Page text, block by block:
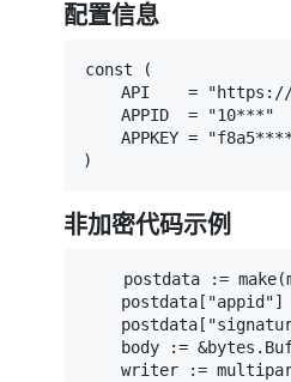
配置信息
const (
API    =
    APPID  = "10***"
APPKEY =
)
非加密代码示例
postdata :=
postdata["appid"]
body :=
writer :=